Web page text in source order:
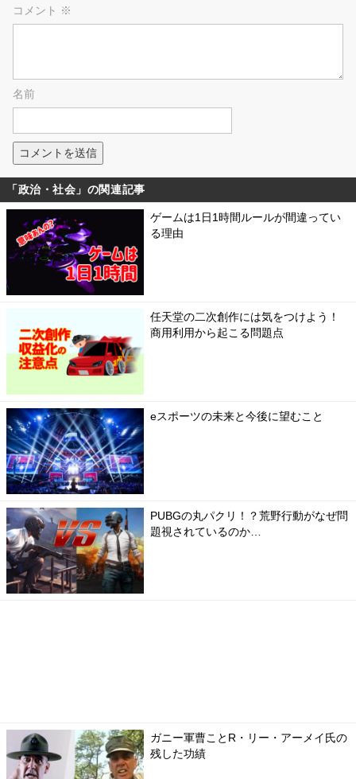
コメント ※
名前
「政治・社会」の関連記事
ゲームは1日1時間ルールが間違ってい
る理由
任天堂の二次創作には気をつけよう！
商用利用から起こる問題点
eスポーツの未来と今後に望むこと
PUBGの丸パクリ！？荒野行動がなぜ問
題視されているのか…
ガニー軍曹ことR・リー・アーメイ氏の
残した功績